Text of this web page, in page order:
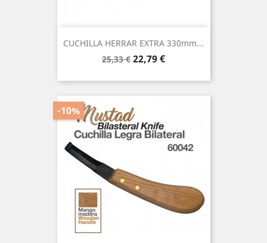
CUCHILLA HERRAR EXTRA 330mm...
Precio
25,33 € Precio
22,79 €
-10%